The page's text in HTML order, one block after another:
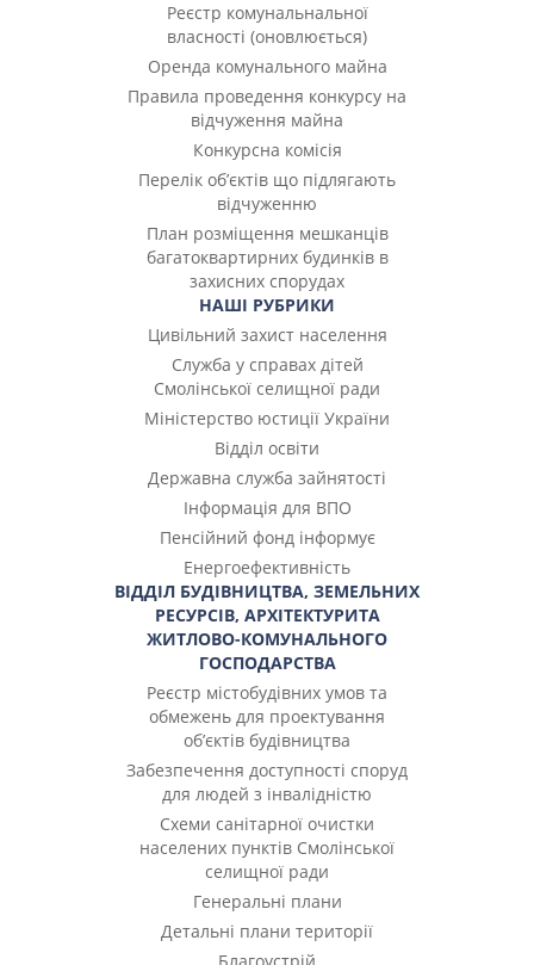
Реєстр комунальнальної
власності (оновлюється)
Оренда комунального майна
Правила проведення конкурсу на
відчуження майна
Конкурсна комісія
Перелік об’єктів що підлягають
відчуженню
План розміщення мешканців
багатоквартирних будинків в
захисних спорудах
НАШІ РУБРИКИ
Цивільний захист населення
Служба у справах дітей
Смолінської селищної ради
Міністерство юстиції України
Відділ освіти
Державна служба зайнятості
Інформація для ВПО
Пенсійний фонд інформує
Енергоефективність
ВІДДІЛ БУДІВНИЦТВА, ЗЕМЕЛЬНИХ
РЕСУРСІВ, АРХІТЕКТУРИТА
ЖИТЛОВО-КОМУНАЛЬНОГО
ГОСПОДАРСТВА
Реєстр містобудівних умов та
обмежень для проектування
об’єктів будівництва
Забезпечення доступності споруд
для людей з інвалідністю
Cхеми санітарної очистки
населених пунктів Смолінської
селищної ради
Генеральні плани
Детальні плани території